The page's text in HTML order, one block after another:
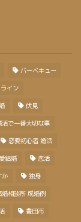
バーベキュー
ライン
伏見
活で一番大切な事
恋愛初心者 婚活
結婚 恋活
か 独身
婚相談所 成婚例
豊田市